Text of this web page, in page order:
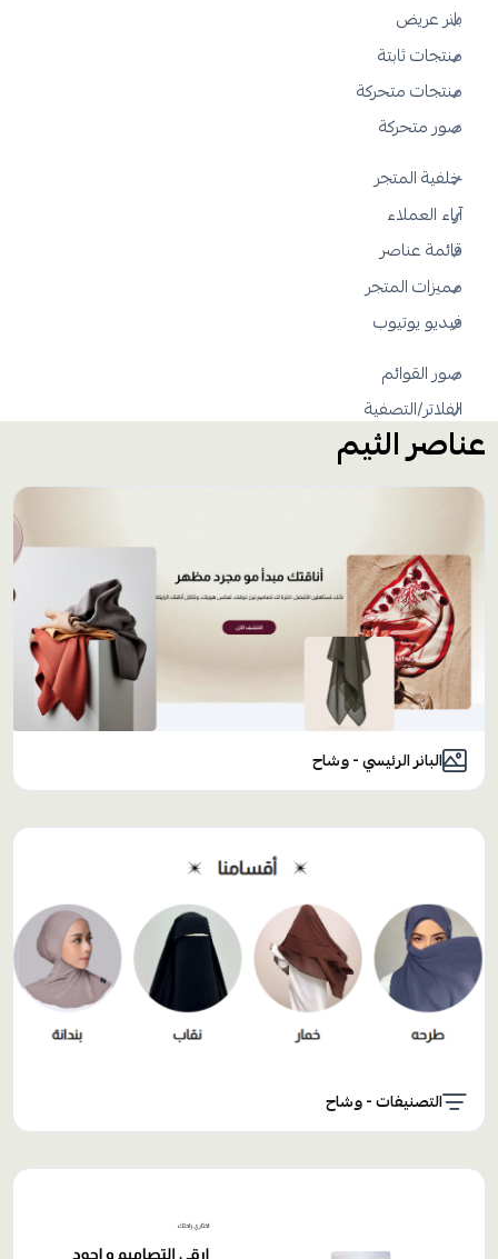
بانر عريض
منتجات ثابتة
منتجات متحركة
صور متحركة
خلفية المتجر
آراء العملاء
قائمة عناصر
مميزات المتجر
فيديو يوتيوب
صور القوائم
الفلاتر/التصفية
عناصر الثيم
البانر الرئيسي - وشاح
التصنيفات - وشاح